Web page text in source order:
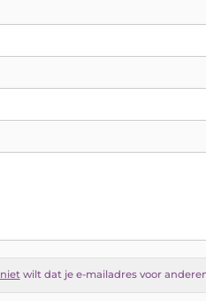
nietwilt dat je e-mailadres voor